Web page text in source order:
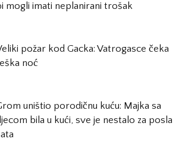
mogli imati neplanirani trošak
požar kod Gacka: Vatrogasce čeka
noć
uništio porodičnu kuću: Majka sa
bila u kući, sve je nestalo za posla